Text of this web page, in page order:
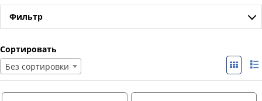
Фильтр
Сортировать
Без сортировки